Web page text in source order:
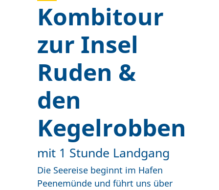
Kombitour
zur Insel
Ruden &
den
Kegelrobben
mit 1 Stunde Landgang
Die Seereise beginnt im Hafen
Peenemünde und führt uns über